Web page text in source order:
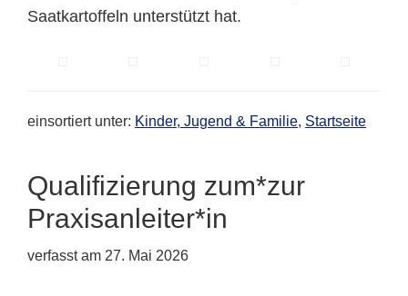
Saatkartoffeln unterstützt hat.
einsortiert unter: Kinder, Jugend & Familie, Startseite
Qualifizierung zum*zur
Praxisanleiter*in
verfasst am 27. Mai 2026